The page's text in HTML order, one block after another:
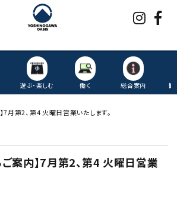
遊ぶ・楽しむ 働く 総合案内 観
7月第2、第4 火曜日営業いたします。
案内】7月第2、第4 火曜日営業